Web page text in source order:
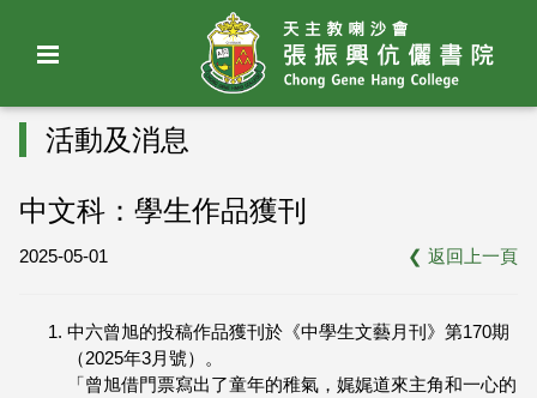
活動及消息
中文科：學生作品獲刊
2025-05-01 ❮ 返回上一頁
中六曾旭的投稿作品獲刊於《中學生文藝月刊》第170期
（2025年3月號）。
「曾旭借門票寫出了童年的稚氣，娓娓道來主角和一心的